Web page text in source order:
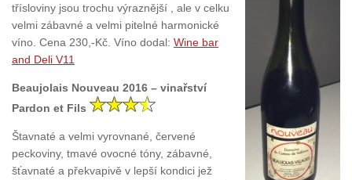
třísloviny jsou trochu výraznější , ale v celku
velmi zábavné a velmi pitelné harmonické
víno. Cena 230,-Kč. Víno dodal: Wine bar
and Deli V11
Beaujolais Nouveau 2016 – vinařství
Pardon et Fils
Štavnaté a velmi vyrovnané, červené
peckoviny, tmavé ovocné tóny, zábavné,
šťavnaté a překvapivě v lepší kondici jež